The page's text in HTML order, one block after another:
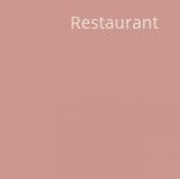
Restaurant